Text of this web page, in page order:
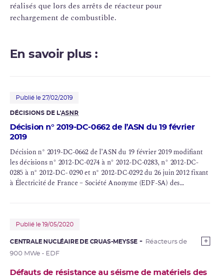
réalisés que lors des arrêts de réacteur pour
rechargement de combustible.
En savoir plus :
Publié le 27/02/2019
DÉCISIONS DE L'ASNR
Décision n° 2019-DC-0662 de l’ASN du 19 février
2019
Décision n° 2019-DC-0662 de l’ASN du 19 février 2019 modifiant
les décisions n° 2012-DC-0274 à n° 2012-DC-0283, n° 2012-DC-
0285 à n° 2012-DC- 0290 et n° 2012-DC-0292 du 26 juin 2012 fixant
à Électricité de France – Société Anonyme (EDF-SA) des
en-Burly, Flamanville, Golfech, Gravelines, Nogent-sur-Seine,
Paluel, Penly, Saint-Alban et Tricastin au vu des conclusions des
évaluations complémentaires de sûreté (ECS).
Publié le 19/05/2020
CENTRALE NUCLÉAIRE DE CRUAS-MEYSSE
Réacteurs de
900 MWe - EDF
Défauts de résistance au séisme de matériels des